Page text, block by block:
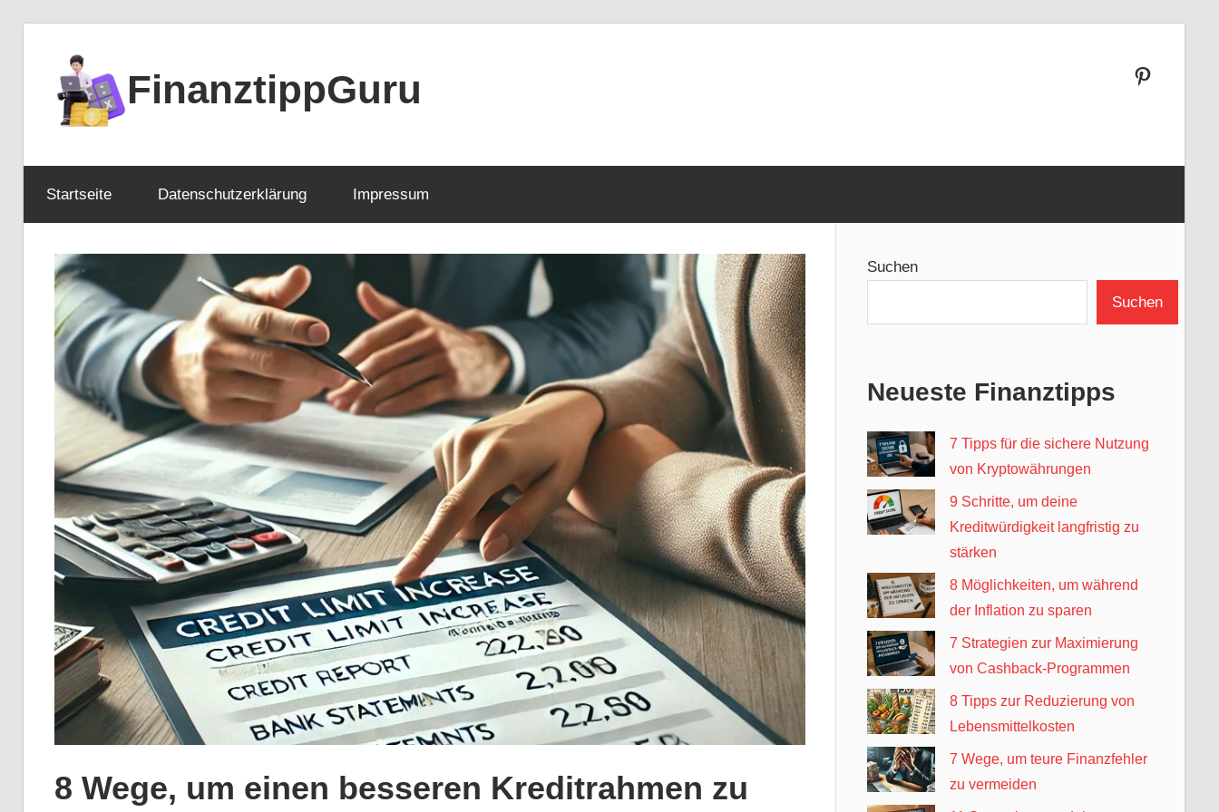
springen
FinanztippGuru Pinterest
Startseite Datenschutzerklärung Impressum
8 Wege, um einen besseren Kreditrahmen zu
Suchen
Suchen
Neueste Finanztipps
7 Tipps für die sichere Nutzung
von Kryptowährungen
9 Schritte, um deine
Kreditwürdigkeit langfristig zu
stärken
8 Möglichkeiten, um während
der Inflation zu sparen
7 Strategien zur Maximierung
von Cashback-Programmen
8 Tipps zur Reduzierung von
Lebensmittelkosten
7 Wege, um teure Finanzfehler
zu vermeiden